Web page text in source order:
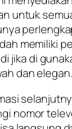
untuk
memiliki
jika di
dan elegan.
nomor